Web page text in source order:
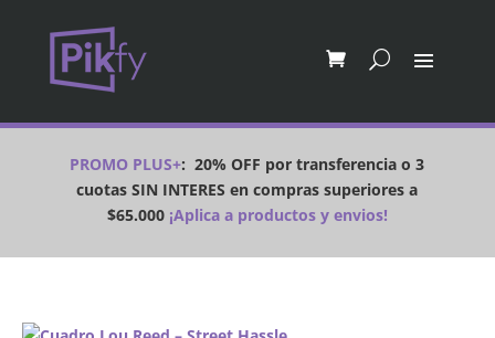
PROMO PLUS+:20% OFF por transferencia o 3
cuotas SIN INTERES en compras superiores a
$65.000¡Aplica a productos y envios!